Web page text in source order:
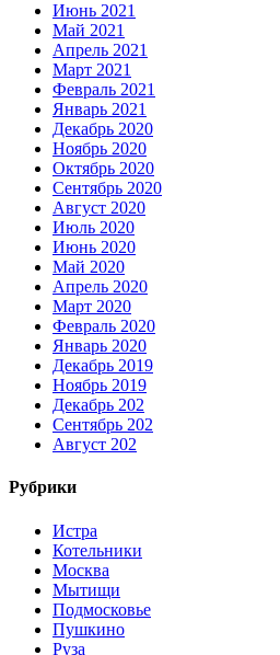
Июнь 2021
Май 2021
Апрель 2021
Март 2021
Февраль 2021
Январь 2021
Декабрь 2020
Ноябрь 2020
Октябрь 2020
Сентябрь 2020
Август 2020
Июль 2020
Июнь 2020
Май 2020
Апрель 2020
Март 2020
Февраль 2020
Январь 2020
Декабрь 2019
Ноябрь 2019
Декабрь 202
Сентябрь 202
Август 202
Рубрики
Истра
Котельники
Москва
Мытищи
Подмосковье
Пушкино
Руза